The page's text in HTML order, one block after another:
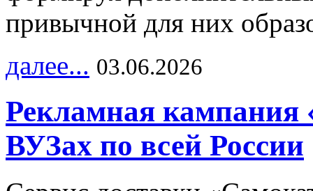
привычной для них
далее... 03.06.2026
Рекламная кампания
ВУЗах по всей России